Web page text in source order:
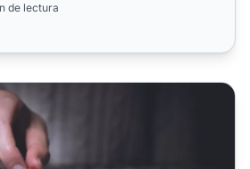
de lectura
el marketing de contenidos